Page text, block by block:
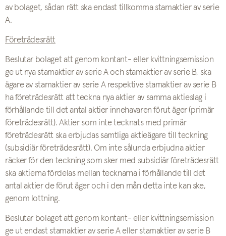
av bolaget, sådan rätt ska endast tillkomma stamaktier av serie
A.
Företrädesrätt
Beslutar bolaget att genom kontant- eller kvittningsemission
ge ut nya stamaktier av serie A och stamaktier av serie B, ska
ägare av stamaktier av serie A respektive stamaktier av serie B
ha företrädesrätt att teckna nya aktier av samma aktieslag i
förhållande till det antal aktier innehavaren förut äger (primär
företrädesrätt). Aktier som inte tecknats med primär
företrädesrätt ska erbjudas samtliga aktieägare till teckning
(subsidiär företrädesrätt). Om inte sålunda erbjudna aktier
räcker för den teckning som sker med subsidiär företrädesrätt
ska aktierna fördelas mellan tecknarna i förhållande till det
antal aktier de förut äger och i den mån detta inte kan ske,
genom lottning.
Beslutar bolaget att genom kontant- eller kvittningsemission
ge ut endast stamaktier av serie A eller stamaktier av serie B